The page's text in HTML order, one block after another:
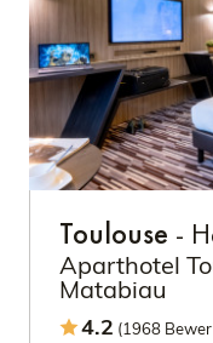
Toulouse -
Aparthotel
Matabiau
4.2 (1968